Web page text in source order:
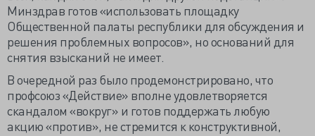
Минздрав готов «использовать площадку
Общественной палаты республики для обсуждения и
решения проблемных вопросов», но оснований для
снятия взысканий не имеет.
В очередной раз было продемонстрировано, что
профсоюз «Действие» вполне удовлетворяется
скандалом «вокруг» и готов поддержать любую
акцию «против», не стремится к конструктивной,